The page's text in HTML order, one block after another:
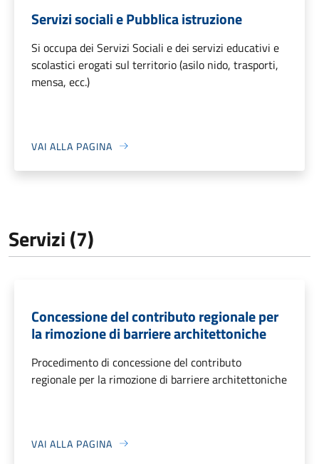
Servizi sociali e Pubblica istruzione
Si occupa dei Servizi Sociali e dei servizi educativi e
scolastici erogati sul territorio (asilo nido, trasporti,
mensa, ecc.)
VAI ALLA PAGINA
Servizi (7)
Concessione del contributo regionale per
la rimozione di barriere architettoniche
Procedimento di concessione del contributo
regionale per la rimozione di barriere architettoniche
VAI ALLA PAGINA